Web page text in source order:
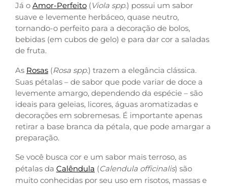
Já o Amor-Perfeito ( Viola spp.) possui um sabor
suave e levemente herbáceo, quase neutro,
tornando-o perfeito para a decoração de bolos,
bebidas (em cubos de gelo) e para dar cor a saladas
de fruta.
As Rosas (Rosa spp.) trazem a elegância clássica.
Suas pétalas – de sabor que pode variar de doce a
levemente amargo, dependendo da espécie – são
ideais para geleias, licores, águas aromatizadas e
decorações em sobremesas. É importante apenas
retirar a base branca da pétala, que pode amargar a
preparação.
Se você busca cor e um sabor mais terroso, as
pétalas da Calêndula (Calendula officinalis) são
muito conhecidas por seu uso em risotos, massas e